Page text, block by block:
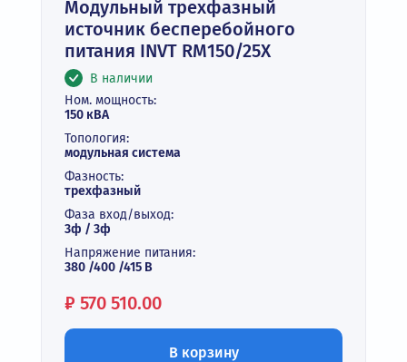
Модульный трехфазный
источник бесперебойного
питания INVT RM150/25X
В наличии
Ном. мощность:
150 кВА
Топология:
модульная система
Фазность:
трехфазный
Фаза вход/выход:
3ф / 3ф
Напряжение питания:
380 /400 /415 В
Цена:
₽ 570 510.00
В корзину